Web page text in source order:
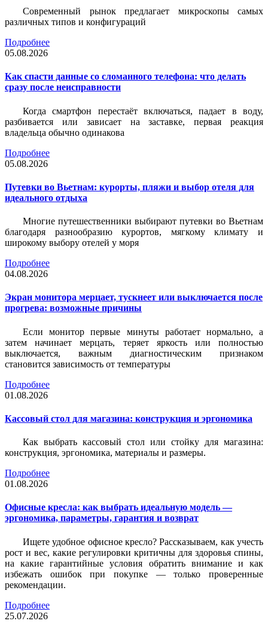
Современный рынок предлагает микроскопы самых
различных типов и конфигураций
Подробнее
05.08.2026
Как спасти данные со сломанного телефона: что делать
сразу после неисправности
Когда смартфон перестаёт включаться, падает в воду,
разбивается или зависает на заставке, первая реакция
владельца обычно одинакова
Подробнее
05.08.2026
Путевки во Вьетнам: курорты, пляжи и выбор отеля для
идеального отдыха
Многие путешественники выбирают путевки во Вьетнам
благодаря разнообразию курортов, мягкому климату и
широкому выбору отелей у моря
Подробнее
04.08.2026
Экран монитора мерцает, тускнеет или выключается после
прогрева: возможные причины
Если монитор первые минуты работает нормально, а
затем начинает мерцать, теряет яркость или полностью
выключается, важным диагностическим признаком
становится зависимость от температуры
Подробнее
01.08.2026
Кассовый стол для магазина: конструкция и эргономика
Как выбрать кассовый стол или стойку для магазина:
конструкция, эргономика, материалы и размеры.
Подробнее
01.08.2026
Офисные кресла: как выбрать идеальную модель —
эргономика, параметры, гарантия и возврат
Ищете удобное офисное кресло? Рассказываем, как учесть
рост и вес, какие регулировки критичны для здоровья спины,
на какие гарантийные условия обратить внимание и как
избежать ошибок при покупке — только проверенные
рекомендации.
Подробнее
25.07.2026